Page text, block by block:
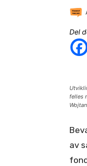
Del
felles
av